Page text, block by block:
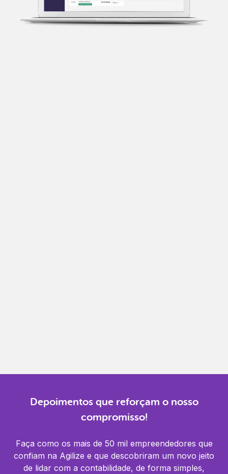
Depoimentos que reforçam o nosso
compromisso!
Faça como os mais de 50 mil empreendedores que
confiam na Agilize e que descobriram um novo jeito
de lidar com a contabilidade, de forma simples,